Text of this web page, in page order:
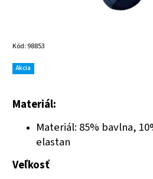
Kód: 98853
Akcia
Materiál:
Materiál: 85% bavlna,
elastan
Veľkosť